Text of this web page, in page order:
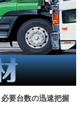
要台数の迅速把握